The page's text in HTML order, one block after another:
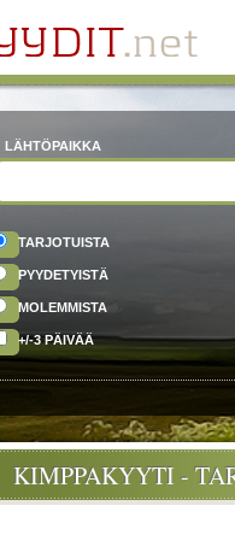
LÄHTÖPAIKKA
TARJOTUISTA
PYYDETYISTÄ
MOLEMMISTA
+/-3 PÄIVÄÄ
KIMPPAKYYTI -